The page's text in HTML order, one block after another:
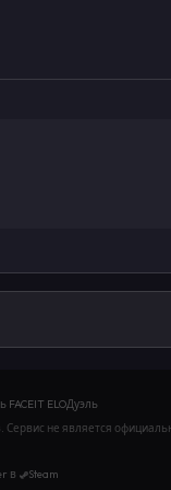
игроков,
FACEIT ELOДуэль
Сервис не является
в Steam